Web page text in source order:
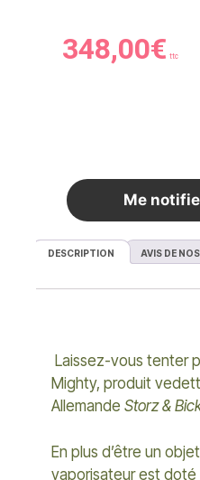
348,00€ ttc
Me
DESCRIPTION AVIS DE
Laissez-vous tenter
Mighty, produit
Allemande Storz &
En plus d’être un
vaporisateur est doté